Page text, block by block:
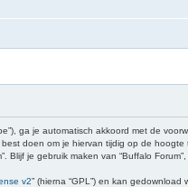
ga je automatisch akkoord met de
doen om je hiervan tijdig op de
je gebruik maken van “Buffalo
v2” (hierna “GPL”) en kan gedownload